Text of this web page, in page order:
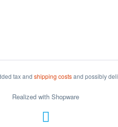
tax and shipping costsand possibly
Realized with Shopware